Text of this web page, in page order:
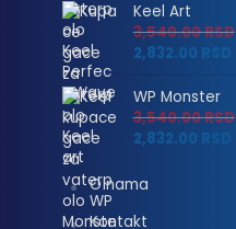
Keel Art
3,540.00RSD
2,832.00 RSD
WP Monster
3,540.00RSD
2,832.00 RSD
O nama
Kontakt